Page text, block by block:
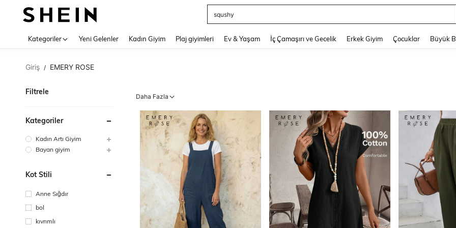
squshy
Kategoriler Yeni Gelenler Kadın Giyim Plaj giyimleri Ev & Yaşam İç Çamaşırı ve Gecelik Erkek Giyim Çocuklar Büyük
Giriş / EMERY ROSE
Filtrele
Kategoriler
Kadın Artı Giyim
Bayan giyim
Kot Stili
Anne Sığdır
bol
kıvrımlı
Daha Fazla